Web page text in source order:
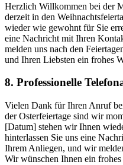
Herzlich Willkommen bei der
derzeit in den
wieder wie gewohnt für Sie
eine Nachricht mit Ihren
melden uns nach den
und Ihren Liebsten ein frohes
8. Professionelle
Vielen Dank für Ihren Anruf
der Osterfeiertage sind wir
[Datum] stehen wir Ihnen
hinterlassen Sie uns eine
Ihrem Anliegen, und wir
Wir wünschen Ihnen ein frohes